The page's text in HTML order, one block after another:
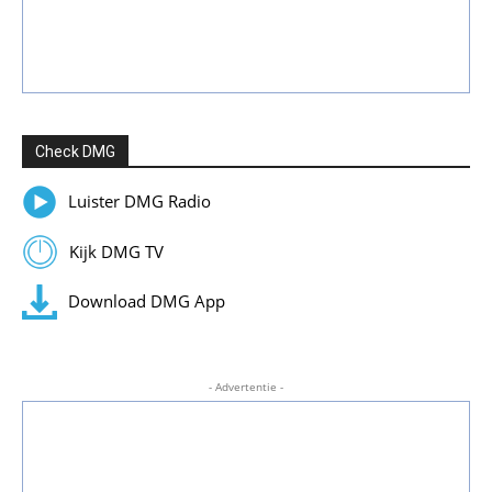
Check DMG
Luister DMG Radio
Kijk DMG TV
Download DMG App
- Advertentie -